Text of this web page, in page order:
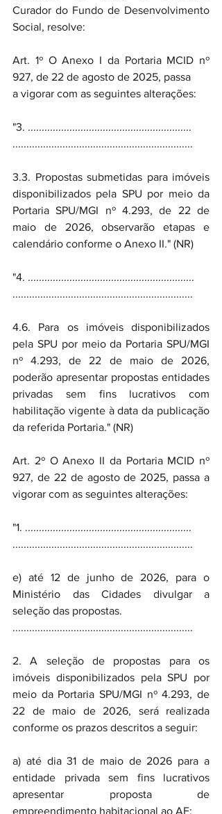
Curador do Fundo de Desenvolvimento
Social, resolve:
Art. 1º O Anexo I da Portaria MCID nº
927, de 22 de agosto de 2025, passa
a vigorar com as seguintes alterações:
"3. ...........................................................
.................................................................
3.3. Propostas submetidas para imóveis
disponibilizados pela SPU por meio da
Portaria SPU/MGI nº 4.293, de 22 de
maio de 2026, observarão etapas e
calendário conforme o Anexo II." (NR)
"4. ............................................................
.................................................................
4.6. Para os imóveis disponibilizados
pela SPU por meio da Portaria SPU/MGI
nº 4.293, de 22 de maio de 2026,
poderão apresentar propostas entidades
privadas sem fins lucrativos com
habilitação vigente à data da publicação
da referida Portaria." (NR)
Art. 2º O Anexo II da Portaria MCID nº
927, de 22 de agosto de 2025, passa a
vigorar com as seguintes alterações:
"1. ............................................................
.................................................................
e) até 12 de junho de 2026, para o
Ministério das Cidades divulgar a
seleção das propostas.
.................................................................
2. A seleção de propostas para os
imóveis disponibilizados pela SPU por
meio da Portaria SPU/MGI nº 4.293, de
22 de maio de 2026, será realizada
conforme os prazos descritos a seguir:
a) até dia 31 de maio de 2026 para a
entidade privada sem fins lucrativos
apresentar proposta de
empreendimento habitacional ao AF;